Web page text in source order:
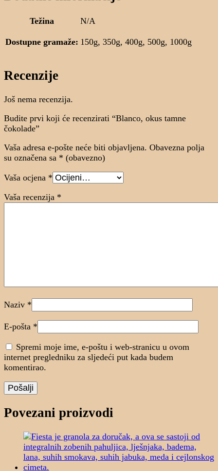
Težina N/A
Dostupne gramaže: 150g, 350g, 400g, 500g, 1000g
Recenzije
Još nema recenzija.
Budite prvi koji će recenzirati “Blanco, okus tamne
čokolade”
Vaša adresa e-pošte neće biti objavljena. Obavezna polja
su označena sa * (obavezno)
Vaša ocjena *
Vaša recenzija *
Naziv *
E-pošta *
Spremi moje ime, e-poštu i web-stranicu u ovom
internet pregledniku za sljedeći put kada budem
komentirao.
Povezani proizvodi